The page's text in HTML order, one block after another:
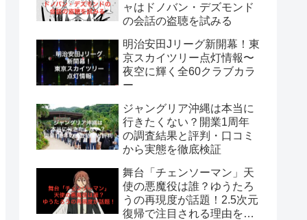
ャはドノバン・デズモンド
の会話の盗聴を試みる
明治安田Jリーグ新開幕！東
京スカイツリー点灯情報〜
夜空に輝く全60クラブカラ
ー
ジャングリア沖縄は本当に
行きたくない？開業1周年
の調査結果と評判・口コミ
から実態を徹底検証
舞台「チェンソーマン」天
使の悪魔役は誰？ゆうたろ
うの再現度が話題！2.5次元
復帰で注目される理由を解